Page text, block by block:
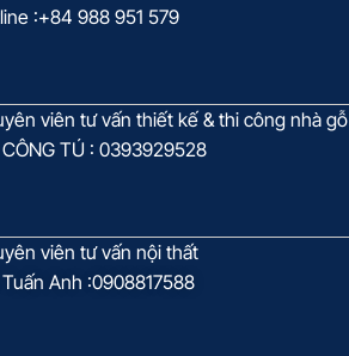
:+84 988 951 579
viên tư vấn thiết kế & thi công nhà gỗ
CÔNG TÚ : 0393929528
viên tư vấn nội thất
Tuấn Anh :0908817588